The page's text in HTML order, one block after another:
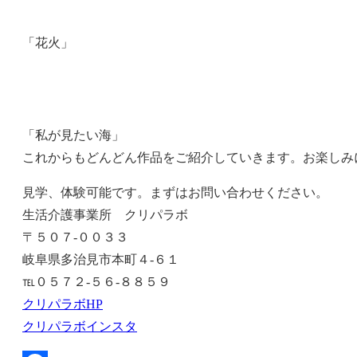
「花火」
「私が見たい海」
これからもどんどん作品をご紹介していきます。お楽しみ
見学、体験可能です。まずはお問い合わせください。
生活介護事業所 クリパラボ
〒５０７-００３３
岐阜県多治見市本町４‐６１
℡０５７２-５６-８８５９
クリパラボHP
クリパラボインスタ